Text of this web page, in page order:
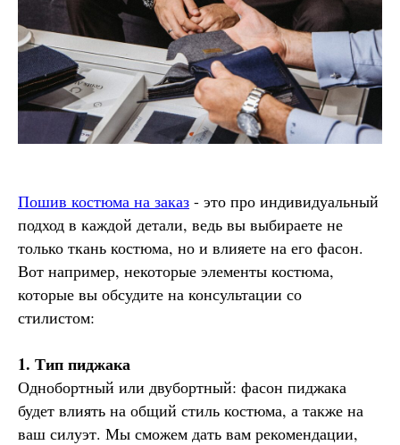
Пошив костюма на заказ - это про индивидуальный
подход в каждой детали, ведь вы выбираете не
только ткань костюма, но и влияете на его фасон.
Вот например, некоторые элементы костюма,
которые вы обсудите на консультации со
стилистом:
1.⁠ ⁠Тип пиджака
Однобортный или двубортный: фасон пиджака
будет влиять на общий стиль костюма, а также на
ваш силуэт. Мы сможем дать вам рекомендации,